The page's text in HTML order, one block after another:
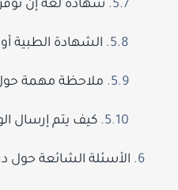
شهادة لغة إن
الشهادة الطبية
ملاحظة مهمة
كيف يتم إرسال
الأسئلة الشائعة حول